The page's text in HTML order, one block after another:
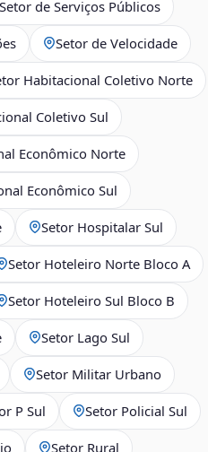
Setor de Serviços Públicos
Setor de Velocidade
Habitacional Coletivo Norte
Coletivo Sul
Econômico Norte
Econômico Sul
Setor Hospitalar Sul
Setor Hoteleiro Norte Bloco A
Setor Hoteleiro Sul Bloco B
Setor Lago Sul
Setor Militar Urbano
P Sul Setor Policial Sul
Setor Rural